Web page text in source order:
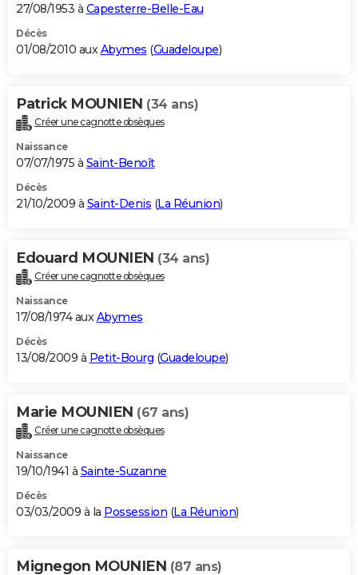
27/08/1953 à Capesterre-Belle-Eau
Décès
01/08/2010 auxAbymes (Guadeloupe)
Patrick MOUNIEN (34 ans)
Créer une cagnotte obsèques
Naissance
07/07/1975 à Saint-Benoît
Décès
21/10/2009 à Saint-Denis (La Réunion)
Edouard MOUNIEN (34 ans)
Créer une cagnotte obsèques
Naissance
17/08/1974 auxAbymes
Décès
13/08/2009 à Petit-Bourg (Guadeloupe)
Marie MOUNIEN (67 ans)
Créer une cagnotte obsèques
Naissance
19/10/1941 à Sainte-Suzanne
Décès
03/03/2009 à la Possession (La Réunion)
Mignegon MOUNIEN (87 ans)